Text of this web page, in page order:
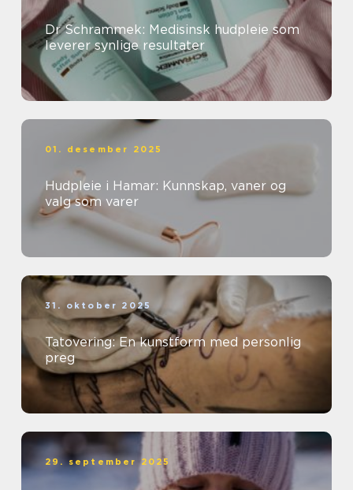
Dr Schrammek: Medisinsk hudpleie som
leverer synlige resultater
01. desember 2025
Hudpleie i Hamar: Kunnskap, vaner og
valg som varer
31. oktober 2025
Tatovering: En kunstform med personlig
preg
29. september 2025